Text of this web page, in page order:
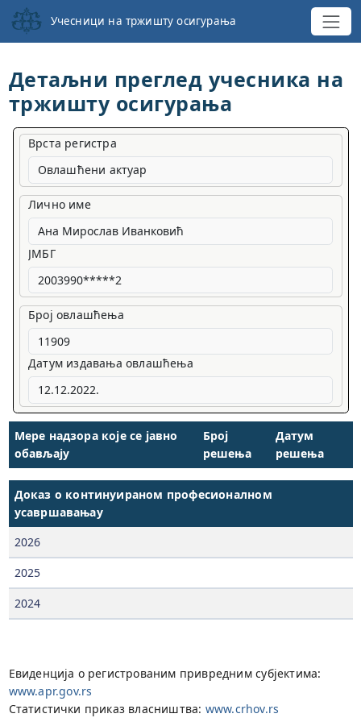
Учесници на тржишту осигурања
Детаљни преглед учесника на
тржишту осигурања
Врста регистра
Овлашћени актуар
Лично име
ЈМБГ
Број овлашћења
Датум издавања овлашћења
Мере надзора које се јавно
обављају
Број
решења
Датум
решења
Доказ о континуираном професионалном
усавршавањау
2026
2025
2024
Евиденција о регистрованим привредним субјектима:
www.apr.gov.rs
Статистички приказ власништва: www.crhov.rs